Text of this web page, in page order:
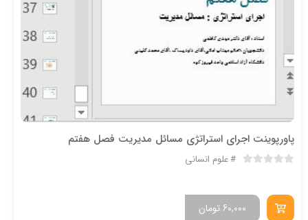
پاورپوینت اجرای استراتژی مسائل مدیریت فصل هفتم
علوم انسانی
تومان 60,000